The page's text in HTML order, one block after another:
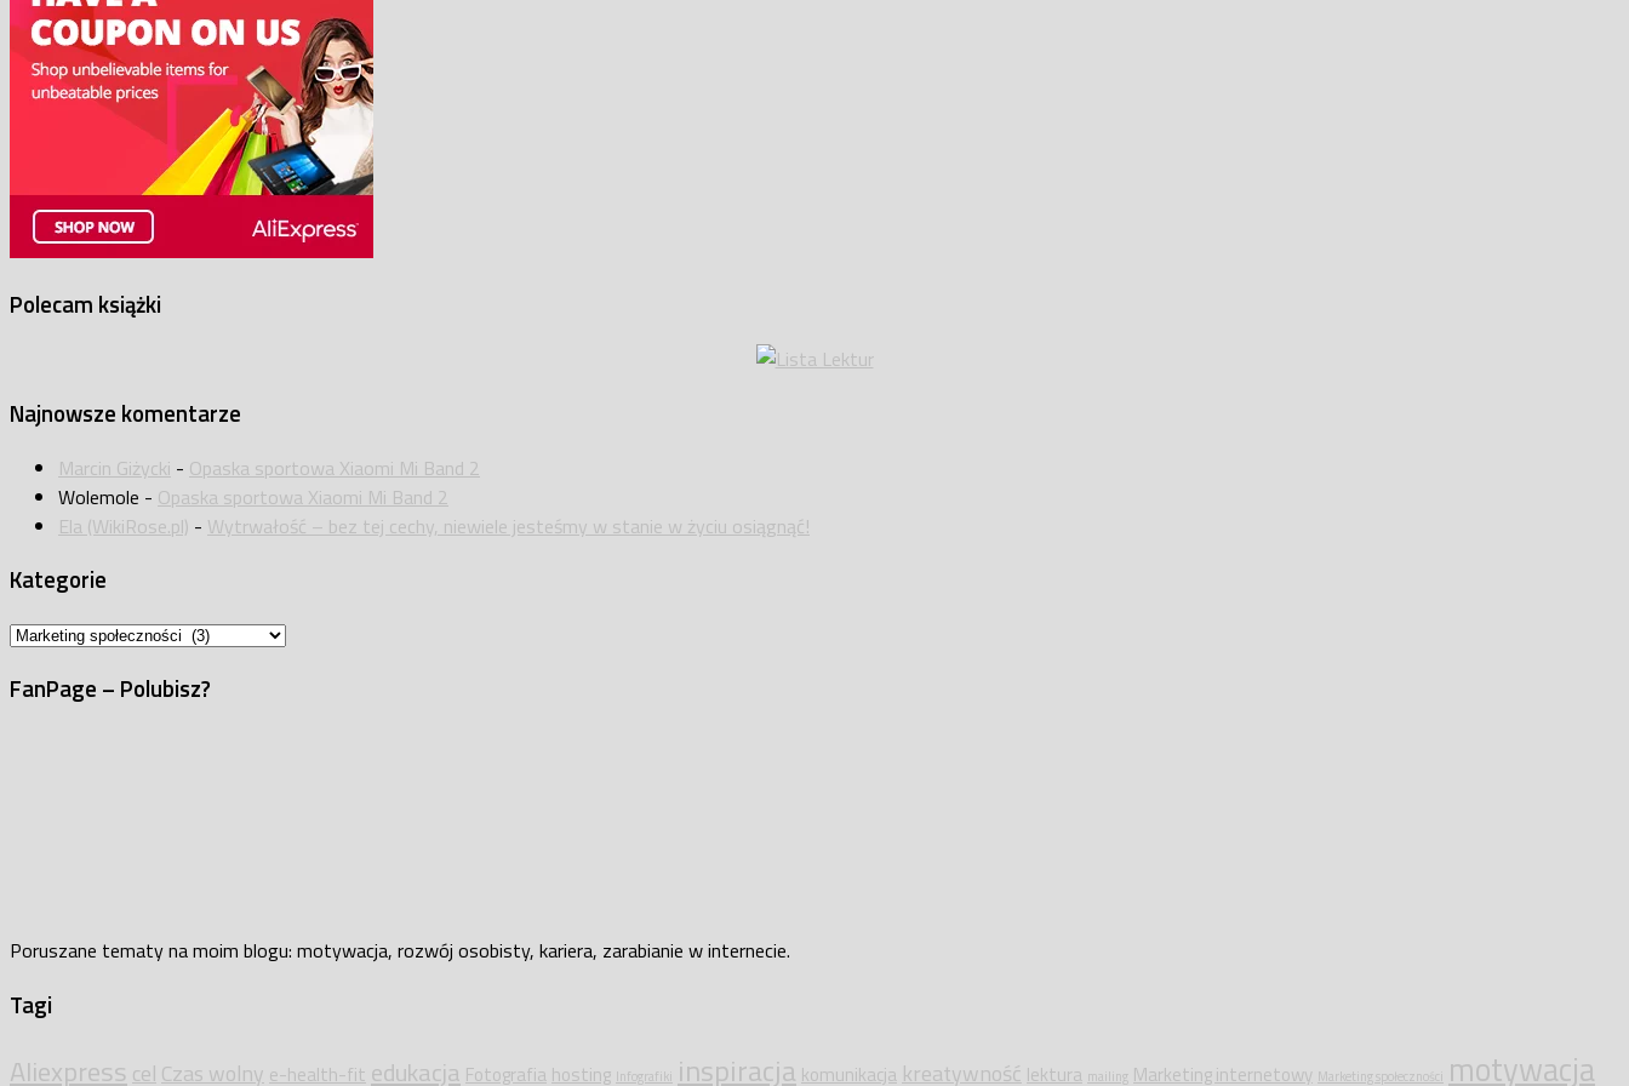
Polecam książki
Najnowsze komentarze
Marcin Giżycki - Opaska sportowa Xiaomi Mi Band 2
Wolemole - Opaska sportowa Xiaomi Mi Band 2
Ela (WikiRose.pl) - Wytrwałość – bez tej cechy, niewiele jesteśmy w stanie w życiu osiągnąć!
Kategorie
Kategorie
FanPage – Polubisz?
Poruszane tematy na moim blogu: motywacja, rozwój osobisty, kariera, zarabianie w internecie.
Tagi
Aliexpress cel Czas wolny e-health-fit edukacja Fotografia hosting Infografiki inspiracja komunikacja kreatywność lektura mailing Marketing internetowy Marketing społeczności motywacja